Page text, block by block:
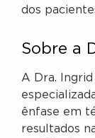
dos
Sobre a
A Dra.
ênfase em
resultados